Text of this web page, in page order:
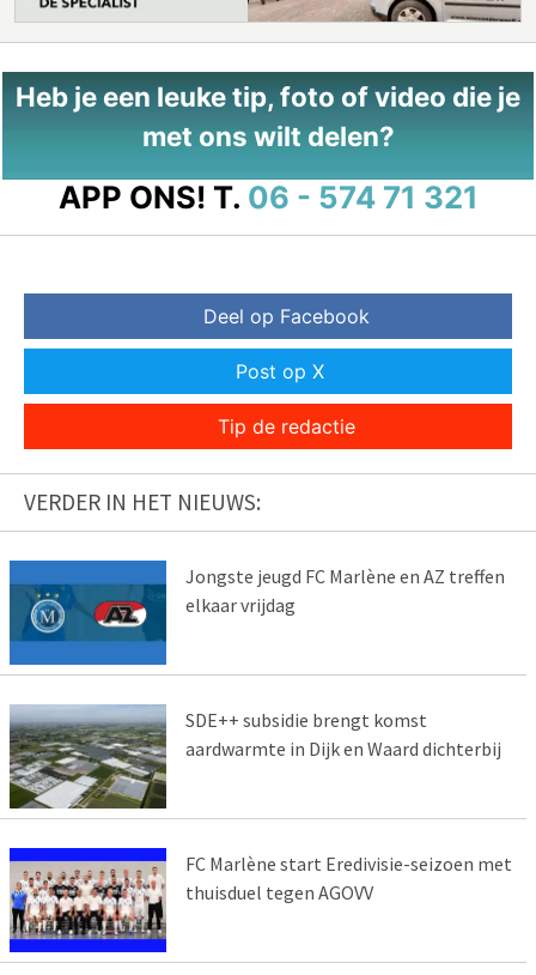
Heb je een leuke tip, foto of video die je
met ons wilt delen?
APP ONS! T. 06 - 574 71 321
Deel op Facebook
Post op X
Tip de redactie
VERDER IN HET NIEUWS:
Jongste jeugd FC Marlène en AZ treffen
elkaar vrijdag
SDE++ subsidie brengt komst
aardwarmte in Dijk en Waard dichterbij
FC Marlène start Eredivisie-seizoen met
thuisduel tegen AGOVV